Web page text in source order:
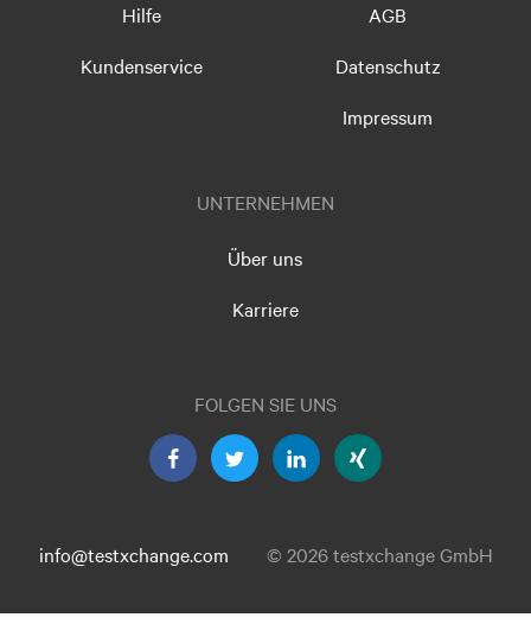
Hilfe
Kundenservice
AGB
Datenschutz
Impressum
UNTERNEHMEN
Über uns
Karriere
FOLGEN SIE UNS
info@testxchange.com © 2026 testxchange GmbH